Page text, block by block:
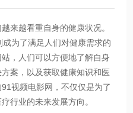
越看重自身的健康状况。
为了满足人们对健康需求的
，人们可以方便地了解自身
案，以及获取健康知识和医
视频电影网，不仅仅是为了
行业的未来发展方向。